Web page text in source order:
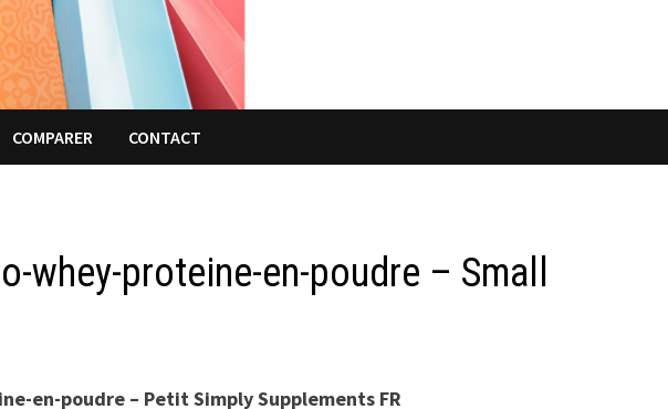
COMPARER CONTACT
whey-proteine-en-poudre – Small
en-poudre – Petit Simply Supplements FR